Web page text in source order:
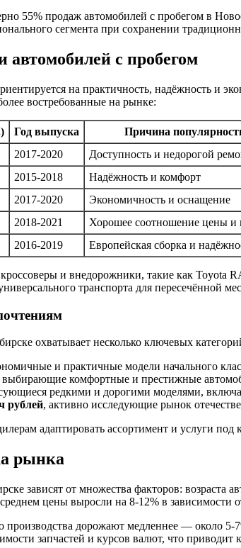
55% продаж автомобилей с пробегом в
сегмента при сохранении
с пробегом
на практичность, надёжность и
востребованные на рынке:
Год выпуска
Причина
2017-2020
Доступность и недорогой
2015-2018
Надёжность и комфорт
2017-2020
Экономичность и оснащение
2018-2021
Хорошее соотношение цены и
2016-2019 Европейская сборка и
и внедорожники, такие как Toyota
транспорта для пересечённой
охватывает несколько ключевых
и практичные модели начального
выбирающие комфортные и престижные
редкими и дорогими моделями,
рублей, активно исследующие рынок
адаптировать ассортимент и услуги под
рынка
зависят от множества факторов: возраста
цены выросли на 8-12% в зависимости
производства дорожают медленнее — около
запчастей и курсов валют, что приводит